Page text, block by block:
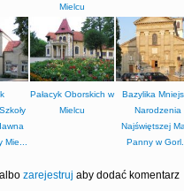
Mielcu
Pałacyk Oborskich w
Mielcu
Bazylika
Narodzenia
Najświętszej
Panny w Gorl...
albo zarejestruj aby dodać komentarz